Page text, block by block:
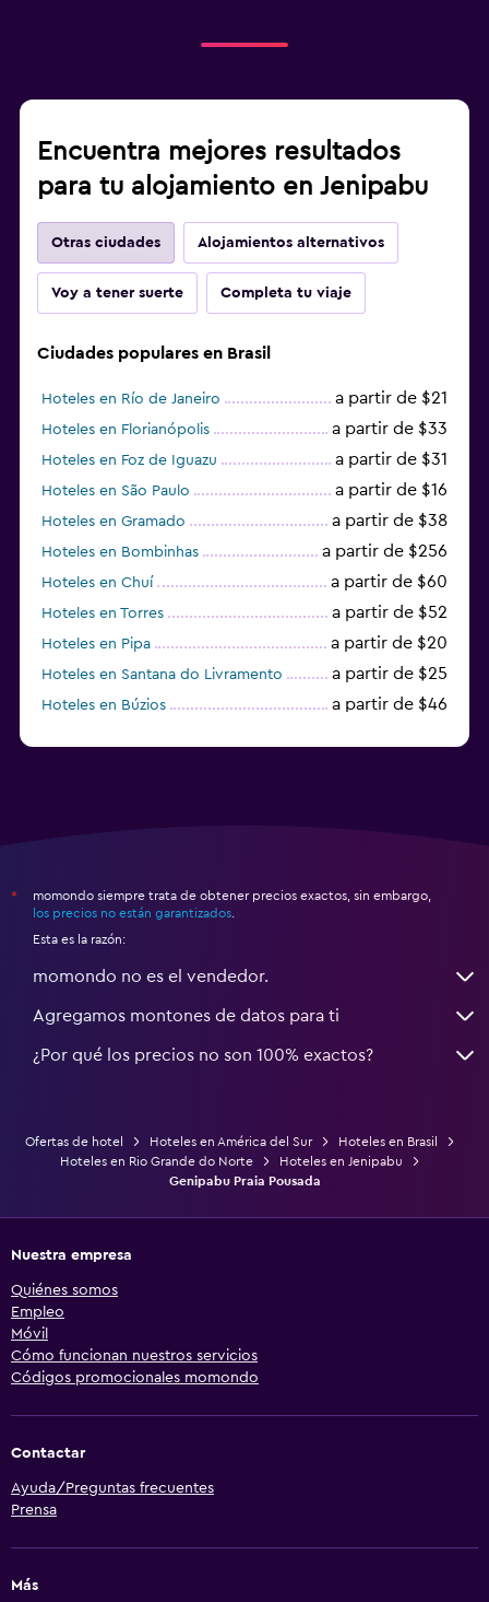
Encuentra mejores resultados
para tu alojamiento en Jenipabu
Otras ciudades Alojamientos alternativos
Voy a tener suerte Completa tu viaje
Ciudades populares en Brasil
Hoteles en Río de Janeiro a partir de $21
Hoteles en Florianópolis a partir de $33
Hoteles en Foz de Iguazu a partir de $31
Hoteles en São Paulo a partir de $16
Hoteles en Gramado a partir de $38
Hoteles en Bombinhas a partir de $256
Hoteles en Chuí a partir de $60
Hoteles en Torres a partir de $52
Hoteles en Pipa a partir de $20
Hoteles en Santana do Livramento a partir de $25
Hoteles en Búzios a partir de $46
*
momondo siempre trata de obtener precios exactos, sin embargo,
los precios no están garantizados
Esta es la razón:
momondo no es el vendedor.
Agregamos montones de datos para ti
¿Por qué los precios no son 100% exactos?
Ofertas de hotel Hoteles en América del Sur
Hoteles en Brasil
Hoteles en Rio Grande do Norte
Hoteles en Jenipabu
Genipabu Praia Pousada
Nuestra empresa
Quiénes somos
Empleo
Móvil
Cómo funcionan nuestros servicios
Códigos promocionales momondo
Contactar
Ayuda/Preguntas frecuentes
Prensa
Más